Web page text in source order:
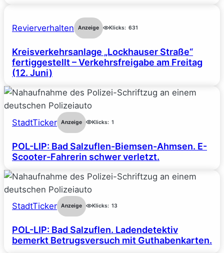
Revierverhalten Anzeige Klicks: 631
Kreisverkehrsanlage „Lockhauser Straße“
fertiggestellt – Verkehrsfreigabe am Freitag
(12. Juni)
StadtTicker Anzeige Klicks: 1
POL-LIP: Bad Salzuflen-Biemsen-Ahmsen. E-
Scooter-Fahrerin schwer verletzt.
StadtTicker Anzeige Klicks: 13
POL-LIP: Bad Salzuflen. Ladendetektiv
bemerkt Betrugsversuch mit Guthabenkarten.